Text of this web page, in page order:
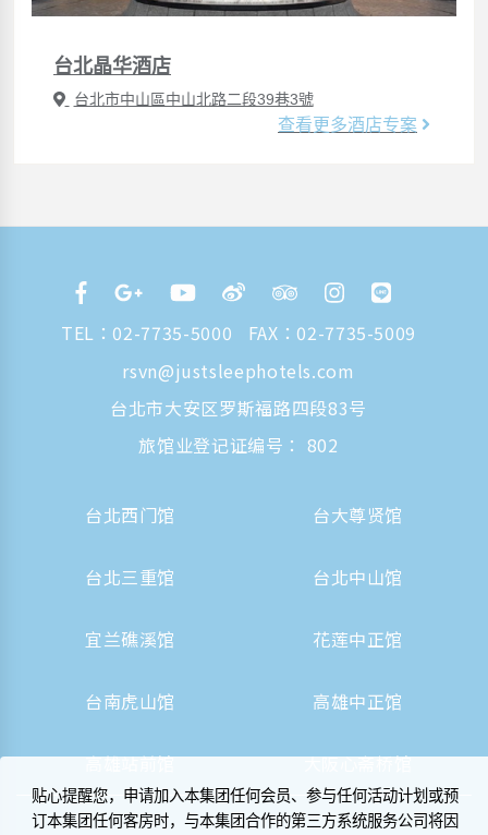
台北晶华酒店
台北市中山區中山北路二段39巷3號
查看更多酒店专案
TEL： 02-7735-5000
FAX：02-7735-5009
rsvn@justsleephotels.com
台北市大安区罗斯福路四段83号
旅馆业登记证编号： 802
台北西门馆 台大尊贤馆
台北三重馆 台北中山馆
宜兰礁溪馆 花莲中正馆
台南虎山馆 高雄中正馆
高雄站前馆 大阪心斋桥馆
贴心提醒您，申请加入本集团任何会员、参与任何活动计划或预
订本集团任何客房时，与本集团合作的第三方系统服务公司将因